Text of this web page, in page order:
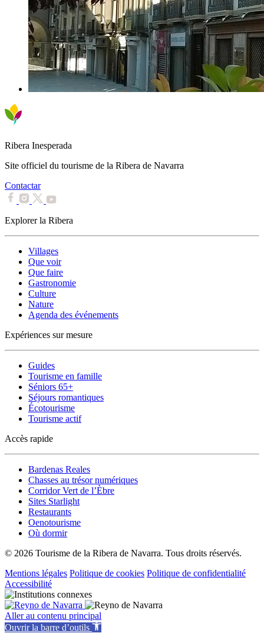
Ribera Inesperada
Site officiel du tourisme de la Ribera de Navarra
Contactar
Explorer la Ribera
Villages
Que voir
Que faire
Gastronomie
Culture
Nature
Agenda des événements
Expériences sur mesure
Guides
Tourisme en famille
Séniors 65+
Séjours romantiques
Écotourisme
Tourisme actif
Accès rapide
Bardenas Reales
Chasses au trésor numériques
Corridor Vert de l’Èbre
Sites Starlight
Restaurants
Oenotourisme
Où dormir
© 2026 Tourisme de la Ribera de Navarra. Tous droits réservés.
Mentions légales Politique de cookies Politique de confidentialité
Accessibilité
Aller au contenu principal
Ouvrir la barre d’outils